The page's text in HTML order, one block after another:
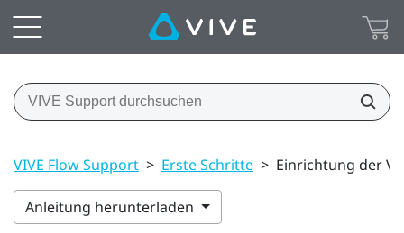
VIVE Flow Support > Erste Schritte > Einrichtung der
Anleitung herunterladen